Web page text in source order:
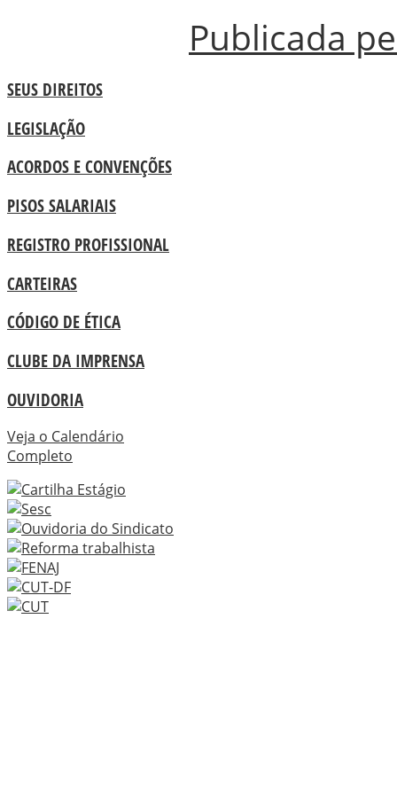
Publicada
SEUS DIREITOS
LEGISLAÇÃO
ACORDOS E CONVENÇÕES
PISOS SALARIAIS
REGISTRO PROFISSIONAL
CARTEIRAS
CÓDIGO DE ÉTICA
CLUBE DA IMPRENSA
OUVIDORIA
Veja o Calendário
Completo